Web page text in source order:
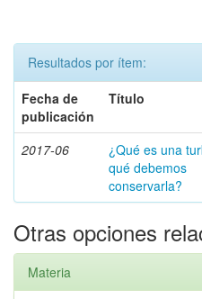
Resultados por ítem:
Fecha de
publicación
Título
2017-06
¿Qué es una
qué debemos
conservarla?
Otras opciones
Materia